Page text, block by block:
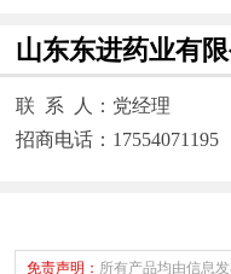
山东东进药业有限
联 系 人：党经理
招商电话：17554071195
免责声明： 所有产品均由信息